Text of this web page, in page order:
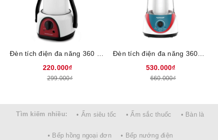
dụng cho toàn hệ thống showroom.
Đèn tích điện đa năng 360 Sunhouse SHE-6848LA
220.000₫
299.000₫
Đèn tích điện đa năng 360LED SUNHOUSE SHE-6037LA
530.000₫
660.000₫
Tìm kiếm nhiều: • Ấm siêu tốc • Ấm sắc thuốc • Bàn là
• Bếp hồng ngoại đơn • Bếp nướng điện